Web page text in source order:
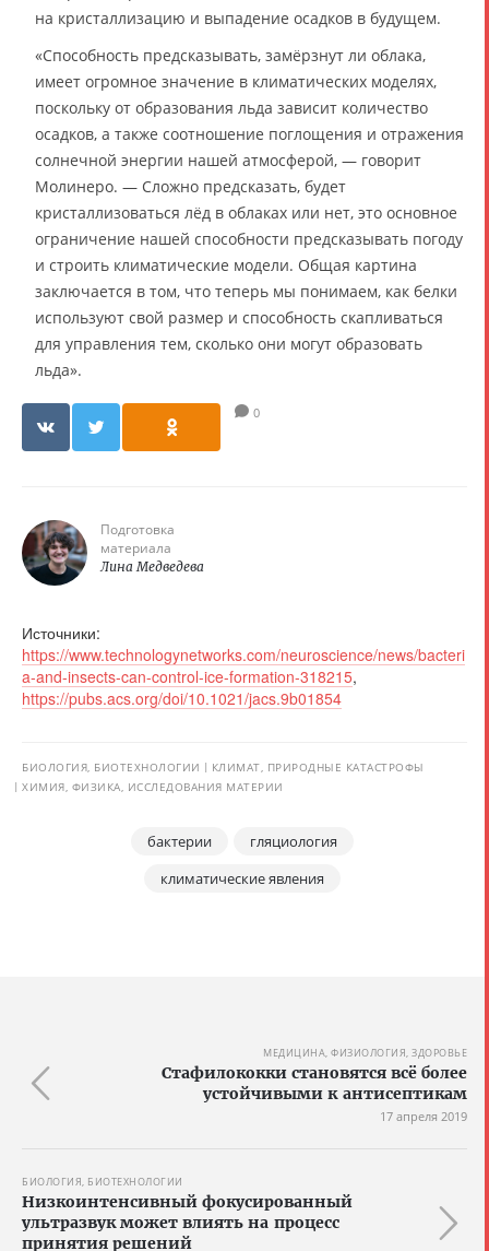
на кристаллизацию и выпадение осадков в будущем.
«Способность предсказывать, замёрзнут ли облака,
имеет огромное значение в климатических моделях,
поскольку от образования льда зависит количество
осадков, а также соотношение поглощения и отражения
солнечной энергии нашей атмосферой, — говорит
Молинеро. — Сложно предсказать, будет
кристаллизоваться лёд в облаках или нет, это основное
ограничение нашей способности предсказывать погоду
и строить климатические модели. Общая картина
заключается в том, что теперь мы понимаем, как белки
используют свой размер и способность скапливаться
для управления тем, сколько они могут образовать
льда».
0
Подготовка
материала
Лина Медведева
Источники:
https://www.technologynetworks.com/neuroscience/news/bacteri
a-and-insects-can-control-ice-formation-318215,
https://pubs.acs.org/doi/10.1021/jacs.9b01854
БИОЛОГИЯ, БИОТЕХНОЛОГИИ
КЛИМАТ, ПРИРОДНЫЕ КАТАСТРОФЫ
ХИМИЯ, ФИЗИКА, ИССЛЕДОВАНИЯ МАТЕРИИ
бактерии
гляциология
климатические явления
МЕДИЦИНА, ФИЗИОЛОГИЯ, ЗДОРОВЬЕ
Стафилококки становятся всё более
устойчивыми к антисептикам
17 апреля 2019
БИОЛОГИЯ, БИОТЕХНОЛОГИИ
Низкоинтенсивный фокусированный
ультразвук может влиять на процесс
принятия решений